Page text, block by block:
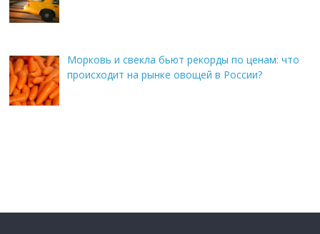
Морковь и свекла бьют рекорды по ценам: что
происходит на рынке овощей в России?